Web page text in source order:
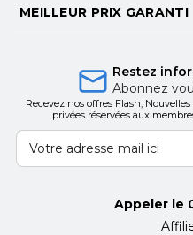
MEILLEUR PRIX GARANTI
Restez
Abonnez
Recevez nos offres Flash,
privées réservées aux
Appeler le